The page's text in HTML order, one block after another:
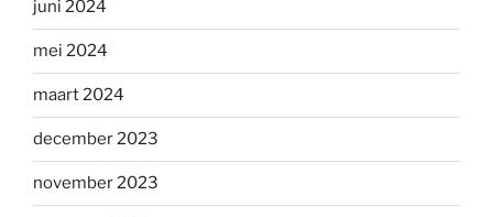
juni 2024
mei 2024
maart 2024
december 2023
november 2023